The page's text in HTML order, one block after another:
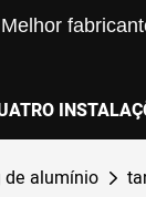
alumínio